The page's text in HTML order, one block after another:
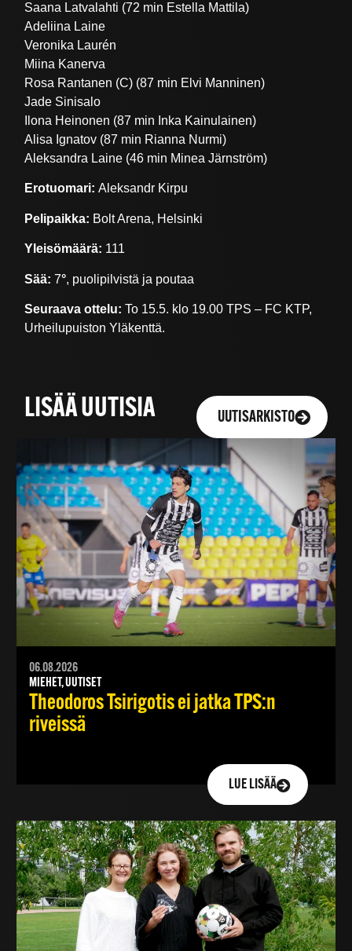
Saana Latvalahti (72 min Estella Mattila)
Adeliina Laine
Veronika Laurén
Miina Kanerva
Rosa Rantanen (C) (87 min Elvi Manninen)
Jade Sinisalo
Ilona Heinonen (87 min Inka Kainulainen)
Alisa Ignatov (87 min Rianna Nurmi)
Aleksandra Laine (46 min Minea Järnström)
Erotuomari:Aleksandr Kirpu
Pelipaikka: Bolt Arena, Helsinki
Yleisömäärä: 111
Sää: 7°, puolipilvistä ja poutaa
Seuraava ottelu: To 15.5. klo 19.00 TPS – FC KTP,
Urheilupuiston Yläkenttä.
LISÄÄ UUTISIA UUTISARKISTO
06.08.2026
MIEHET, UUTISET
Theodoros Tsirigotis ei jatka TPS:n
riveissä
LUE LISÄÄ